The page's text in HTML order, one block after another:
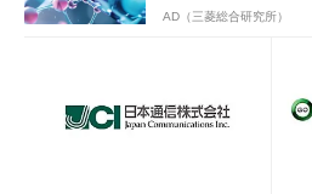
AD（三菱総合研究所）